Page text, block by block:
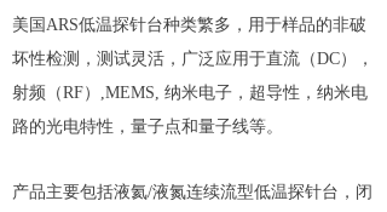
美国ARS低温探针台种类繁多，用于样品的非破
坏性检测，测试灵活，广泛应用于直流（DC），
射频（RF）,MEMS, 纳米电子，超导性，纳米电
路的光电特性，量子点和量子线等。
产品主要包括液氦/液氮连续流型低温探针台，闭